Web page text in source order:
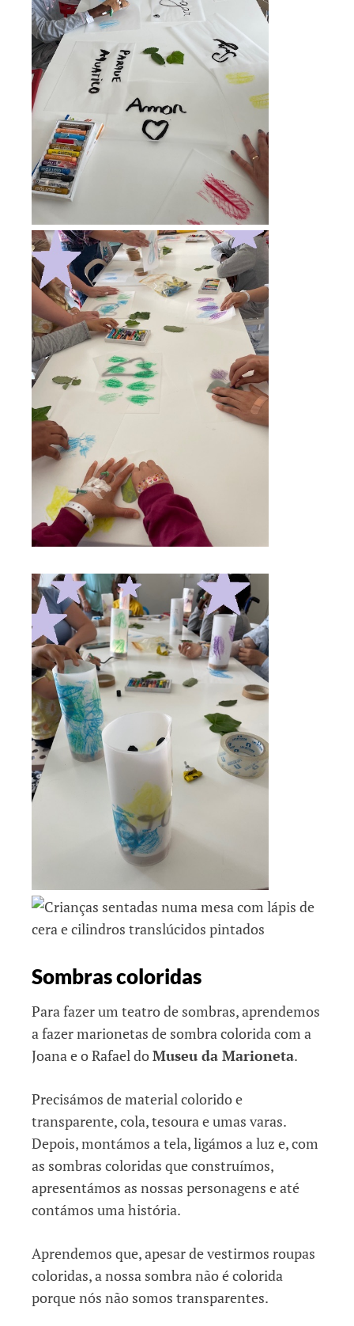
Sombras coloridas
Para fazer um teatro de sombras, aprendemos
a fazer marionetas de sombra colorida com a
Joana e o Rafael doMuseu da Marioneta.
Precisámos de material colorido e
transparente, cola, tesoura e umas varas.
Depois, montámos a tela, ligámos a luz e, com
as sombras coloridas que construímos,
apresentámos as nossas personagens e até
contámos uma história.
Aprendemos que, apesar de vestirmos roupas
coloridas, a nossa sombra não é colorida
porque nós não somos transparentes.